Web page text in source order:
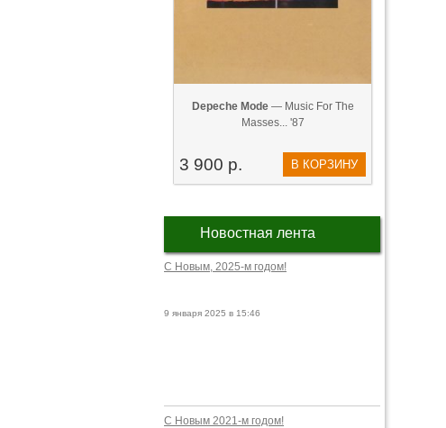
Depeche Mode— Music For The
Masses... '87
3 900 р. В КОРЗИНУ
Новостная лента
С Новым, 2025-м годом!
9 января 2025 в 15:46
С Новым 2021-м годом!